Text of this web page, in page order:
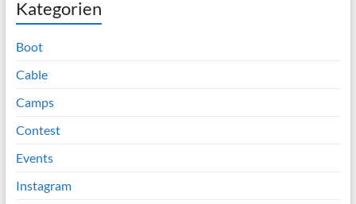
Kategorien
Boot
Cable
Camps
Contest
Events
Instagram